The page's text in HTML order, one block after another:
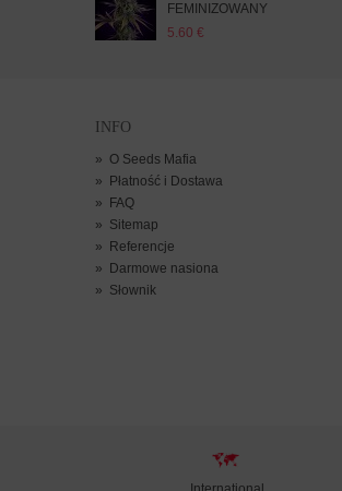
FEMINIZOWANY
5.60 €
INFO
» O Seeds Mafia
»
Płatność i Dostawa
»
FAQ
» Sitemap
»
Referencje
»
Darmowe nasiona
» Słownik